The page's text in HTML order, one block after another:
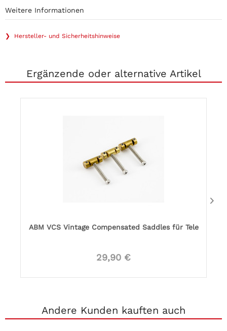
Weitere Informationen
❯ Hersteller- und Sicherheitshinweise
Ergänzende oder alternative Artikel
ABM VCS Vintage Compensated Saddles für Tele
29,90 €
Andere Kunden kauften auch